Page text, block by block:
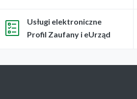
Usługi elektroniczne
Profil Zaufany i eUrząd